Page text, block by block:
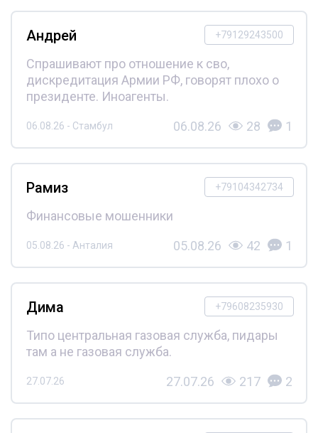
+79129243500
Андрей
Спрашивают про отношение к сво,
дискредитация Армии РФ, говорят плохо о
президенте. Иноагенты.
06.08.26 - Стамбул 06.08.26 28 1
+79104342734
Рамиз
Финансовые мошенники
05.08.26 - Анталия 05.08.26 42 1
+79608235930
Дима
Типо центральная газовая служба, пидары
там а не газовая служба.
27.07.26 27.07.26 217 2